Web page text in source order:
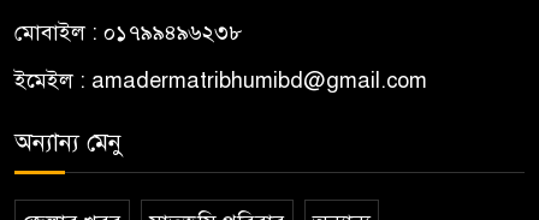
মোবাইল : ০১৭৯৯৪৯৬২৩৮
ইমেইল : amadermatribhumibd@gmail.com
অন্যান্য মেনু